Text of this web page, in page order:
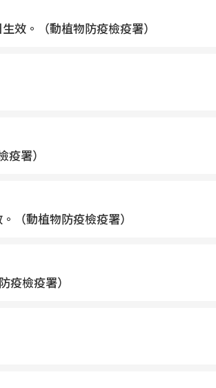
效。（動植物防疫檢疫署）
署）
（動植物防疫檢疫署）
檢疫署）